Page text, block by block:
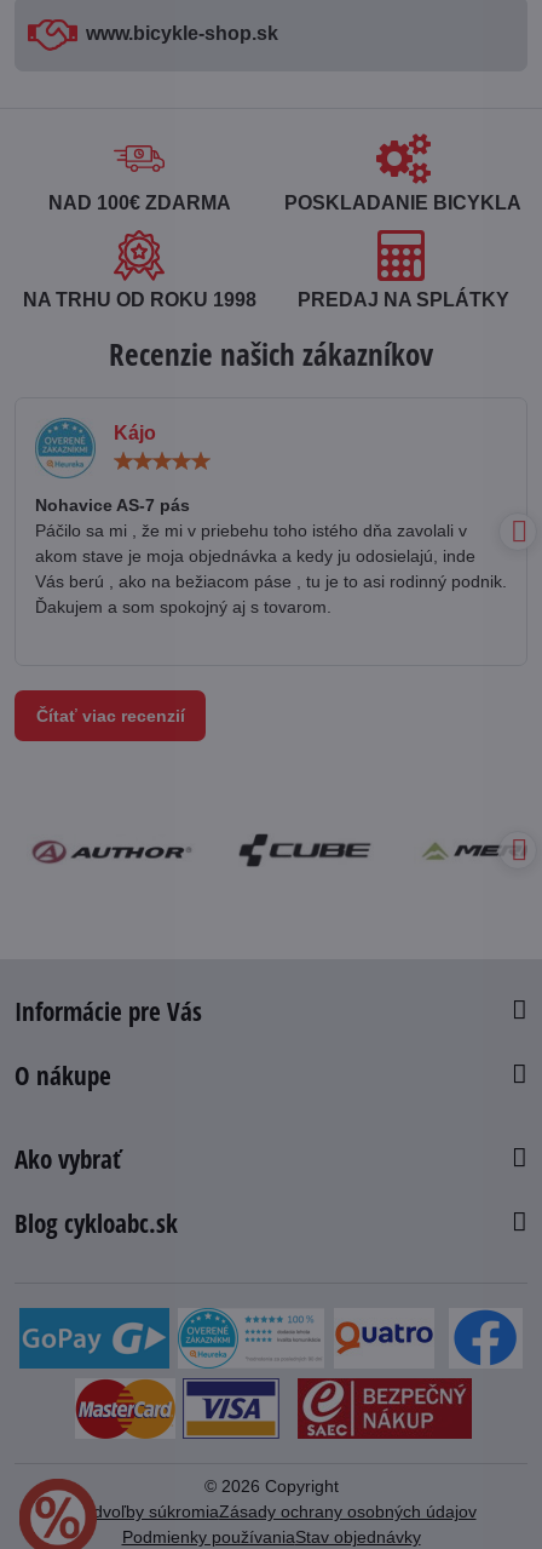
www​.bicykle-shop​.sk
NAD 100€ ZDARMA POSKLADANIE BICYKLA
NA TRHU OD ROKU 1998 PREDAJ NA SPLÁTKY
Recenzie našich zákazníkov
Kájo
Nohavice AS-7 pás
Páčilo sa mi , že mi v priebehu toho istého dňa zavolali v
akom stave je moja objednávka a kedy ju odosielajú, inde
Vás berú , ako na bežiacom páse , tu je to asi rodinný podnik.
Ďakujem a som spokojný aj s tovarom.
Čítať viac recenzií
Informácie pre Vás
O nákupe
Ako vybrať
Blog cykloabc.sk
© 2026 Copyright
Predvoľby súkromiaZásady ochrany osobných údajov
Podmienky používaniaStav objednávky